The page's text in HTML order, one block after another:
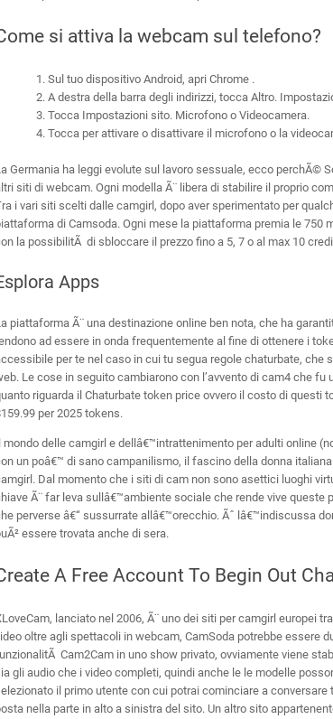
si attiva la webcam sul telefono?
Sul tuo dispositivo Android, apri Chrome .
A destra della barra degli indirizzi, tocca Altro.
Tocca Impostazioni sito. Microfono o Videocamera.
Tocca per attivare o disattivare il microfono o la
Germania ha leggi evolute sul lavoro sessuale, ecco perchÃ©
siti di webcam. Ogni modella Ã¨ libera di stabilire il proprio
i vari siti scelti dalle camgirl, dopo aver sperimentato per
di Camsoda. Ogni mese la piattaforma premia le 750
la possibilitÃ di sbloccare il prezzo fino a 5, 7 o al max 10
Apps
piattaforma Ã¨ una destinazione online ben nota, che ha
ad essere in onda frequentemente al fine di ottenere i
per te nel caso in cui tu segua regole chaturbate,
Le cose in seguito cambiarono con l’avvento di cam4 che
riguarda il Chaturbate token price ovvero il costo di questi
per 2025 tokens.
mondo delle camgirl e dellâ€™intrattenimento per adulti online
un poâ€™ di sano campanilismo, il fascino della donna
Dal momento che i siti di cam non sono asettici luoghi
Ã¨ far leva sullâ€™ambiente sociale che rende vive
perverse â€“ sussurrate allâ€™orecchio. Ãˆ lâ€™indiscussa
essere trovata anche di sera.
A Free Account To Begin Out
lanciato nel 2006, Ã¨ uno dei siti per camgirl europei
oltre agli spettacoli in webcam, CamSoda potrebbe essere
Cam2Cam in uno show privato, ovviamente viene
gli audio che i video completi, quindi anche le le modelle
il primo utente con cui potrai cominciare a
nella parte in alto a sinistra del sito. Un altro sito